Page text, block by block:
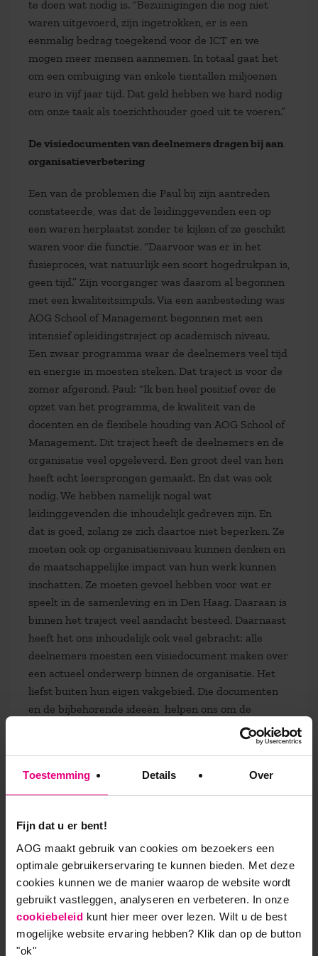
Toestemming Details Over
Fijn dat u er bent!
AOG maakt gebruik van cookies om bezoekers een
optimale gebruikerservaring te kunnen bieden. Met deze
cookies kunnen we de manier waarop de website wordt
gebruikt vastleggen, analyseren en verbeteren. In onze
cookiebeleid kunt hier meer over lezen. Wilt u de best
mogelijke website ervaring hebben? Klik dan op de button
"ok''
te doen wat nodig is. “Bezuinigingen die nog niet
waren uitgevoerd, zijn ingetrokken, er is een
eenmalig bedrag toegekend voor de ICT en we
mogen meer mensen aannemen. In totaal gaat het
om een ombuiging van enkele tientallen miljoenen
euro in vijf jaar tijd. Dat geld hebben we hard nodig
om onze taak als toezichthouder goed uit te voeren.”
De visiedocumenten van deelnemers dragen bij aan
organisatieverbetering
Een van de problemen die Paul bij zijn aantreden
constateerde, was dat de leidinggevenden een op
een waren herplaatst zonder te kijken of ze geschikt
waren voor die functie. “Daarvoor was er in het
fusieproces, wat natuurlijk een soort hogedrukpan is,
geen tijd.” Zijn voorganger was daarom al begonnen
met een kwaliteitsimpuls. Via een aanbesteding was
AOG School of Management begonnen met een
intensief opleidingstraject op academisch niveau.
Een zwaar programma waar de deelnemers veel tijd
en energie in moesten steken. Dat traject is voor de
zomer afgerond. Paul: “Ik ben heel positief over de
opzet van het programma, de kwaliteit van de
docenten en de flexibele houding van AOG School of
Management. Dit traject heeft de deelnemers en de
organisatie veel opgeleverd. Een groot deel van hen
heeft echt leersprongen gemaakt. En dat was ook
nodig. We hebben namelijk nogal wat
leidinggevenden die inhoudelijk gedreven zijn. En
dat is goed, zolang ze zich daartoe niet beperken. Ze
moeten ook op organisatieniveau kunnen denken en
de maatschappelijke impact van hun werk kunnen
inschatten. Ze moeten gevoel hebben voor wat er
speelt in de samenleving en in Den Haag. Daaraan is
binnen het traject veel aandacht besteed. Daarnaast
heeft het ons inhoudelijk ook veel gebracht: alle
deelnemers moesten een visiedocument maken over
een actueel onderwerp binnen de organisatie. Het
liefst buiten hun eigen vakgebied. Die documenten
en de bijbehorende ideeën helpen ons om de
Parels die hebben laten zien wat ze nog meer
kunnen
anderen stegen juist boven zichzelf uit. Paul:
“Tijdens de fusie hadden veel leidinggevenden het
gevoel dat er niet naar ze werd geluisterd. Ze
trokken zich terug op hun eigen terrein. En dat is
niet zo raar. Als je bent opgeleid als dierenarts en al
vele jaren leiding geeft aan een team van
dierenartsen, ben je niet zo geneigd om mee te
denken over de ontwikkeling van de organisatie. Ik